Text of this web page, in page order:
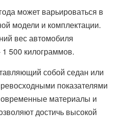
может варьироваться в
модели и комплектации.
вес автомобиля
1 500 килограммов.
собой седан или
показателями
материалы и
достичь высокой